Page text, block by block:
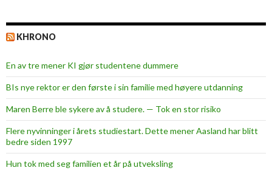
KHRONO
En av tre mener KI gjør studentene dummere
BIs nye rektor er den første i sin familie med høyere utdanning
Maren Berre ble sykere av å studere. — Tok en stor risiko
Flere nyvinninger i årets studiestart. Dette mener Aasland har blitt
bedre siden 1997
Hun tok med seg familien et år på utveksling